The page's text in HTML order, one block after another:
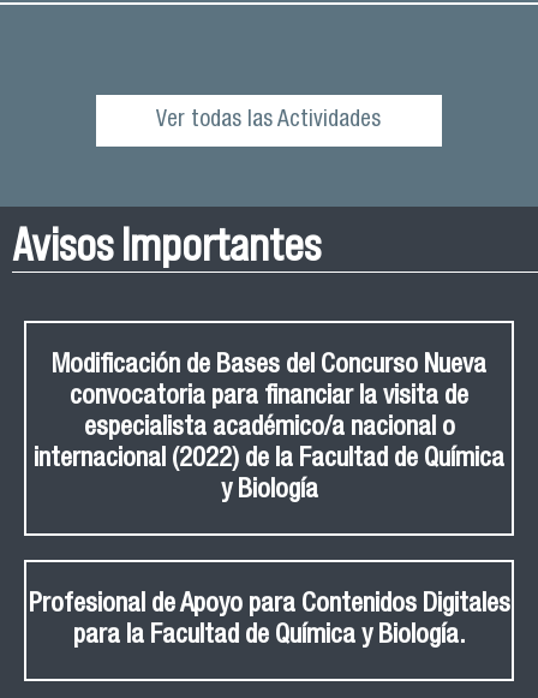
Ver todas las Actividades
Avisos Importantes
Modificación de Bases del Concurso Nueva
convocatoria para financiar la visita de
especialista académico/a nacional o
internacional (2022) de la Facultad de Química
y Biología
Profesional de Apoyo para Contenidos Digitales
para la Facultad de Química y Biología.